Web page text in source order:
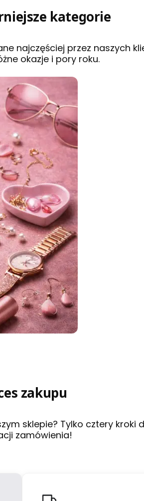
kategorie
najczęściej przez naszych
okazje i pory roku.
zakupu
sklepie? Tylko cztery kroki
zamówienia!